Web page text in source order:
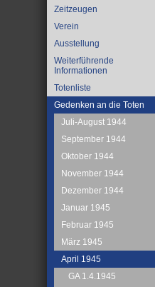
Zeitzeugen
Verein
Ausstellung
Weiterführende
Informationen
Totenliste
Gedenken an die Toten
Juli-August 1944
September 1944
Oktober 1944
November 1944
Dezember 1944
Januar 1945
Februar 1945
März 1945
April 1945
GA 1.4.1945